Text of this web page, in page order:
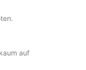
auf